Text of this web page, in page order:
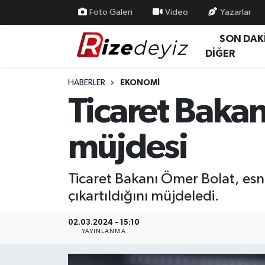
Foto Galeri Video Yazarlar
SON
DİĞER
HABERLER EKONOMI
Ticaret
müjdesi
Ticaret Bakanı Ömer Bolat,
çıkartıldığını müjdeledi.
02.03.2024 - 15:10
YAYINLANMA
Yurttan Haberler
Rize Nöbetçi Eczaneler
Rize Trafik Yoğunluk Haritası
Süper Lig Puan Durumu ve Fikstür
Son Dakika Haberleri
Haber Arşivi